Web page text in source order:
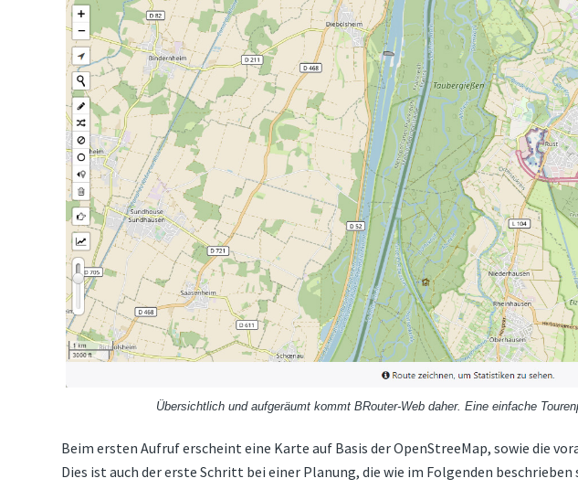
Übersichtlich und aufgeräumt kommt BRouter-Web daher. Eine einfache
Beim ersten Aufruf erscheint eine Karte auf Basis der OpenStreeMap, sowie die
Dies ist auch der erste Schritt bei einer Planung, die wie im Folgenden